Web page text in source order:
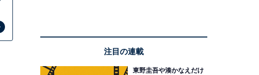
注目の連載
東野圭吾や湊かなえだけ